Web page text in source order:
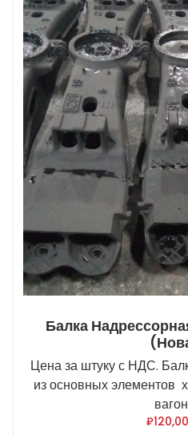
Балка
Цена за штуку с НДС.
из основных элементов
₽